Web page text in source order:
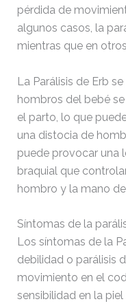
pérdida de
algunos casos, la
mientras que en
La Parálisis de Erb
hombros del bebé
el parto, lo que
una distocia de
puede provocar una
braquial que
hombro y la mano
Síntomas de la
Los síntomas de la
debilidad o parálisis
movimiento en el
sensibilidad en la